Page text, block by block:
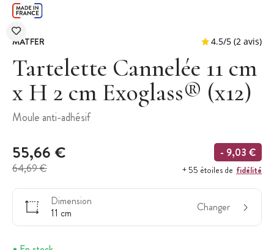
MATFER
Tartelette Cannelée 11 cm
x H 2 cm Exoglass® (x12)
Moule anti-adhésif
55,66 €
64,69 €
- 9,03 €
+ 55 étoiles de fidélité
Dimension
11 cm
Changer